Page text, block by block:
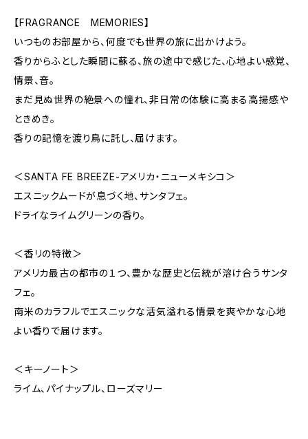
【FRAGRANCE MEMORIES】
いつものお部屋から、何度でも世界の旅に出かけよう。
香りからふとした瞬間に蘇る、旅の途中で感じた、心地よい感覚、
情景、音。
まだ見ぬ世界の絶景への憧れ、非日常の体験に高まる高揚感や
ときめき。
香りの記憶を渡り鳥に託し、届けます。
＜SANTA FE BREEZE-アメリカ・ニューメキシコ＞
エスニックムードが息づく地、サンタフェ。
ドライなライムグリーンの香り。
＜香リの特徴＞
アメリカ最古の都市の１つ、豊かな歴史と伝統が溶け合うサンタ
フェ。
南米のカラフルでエスニックな活気溢れる情景を爽やかな心地
よい香りで届けます。
＜キーノート＞
ライム、パイナップル、ローズマリー